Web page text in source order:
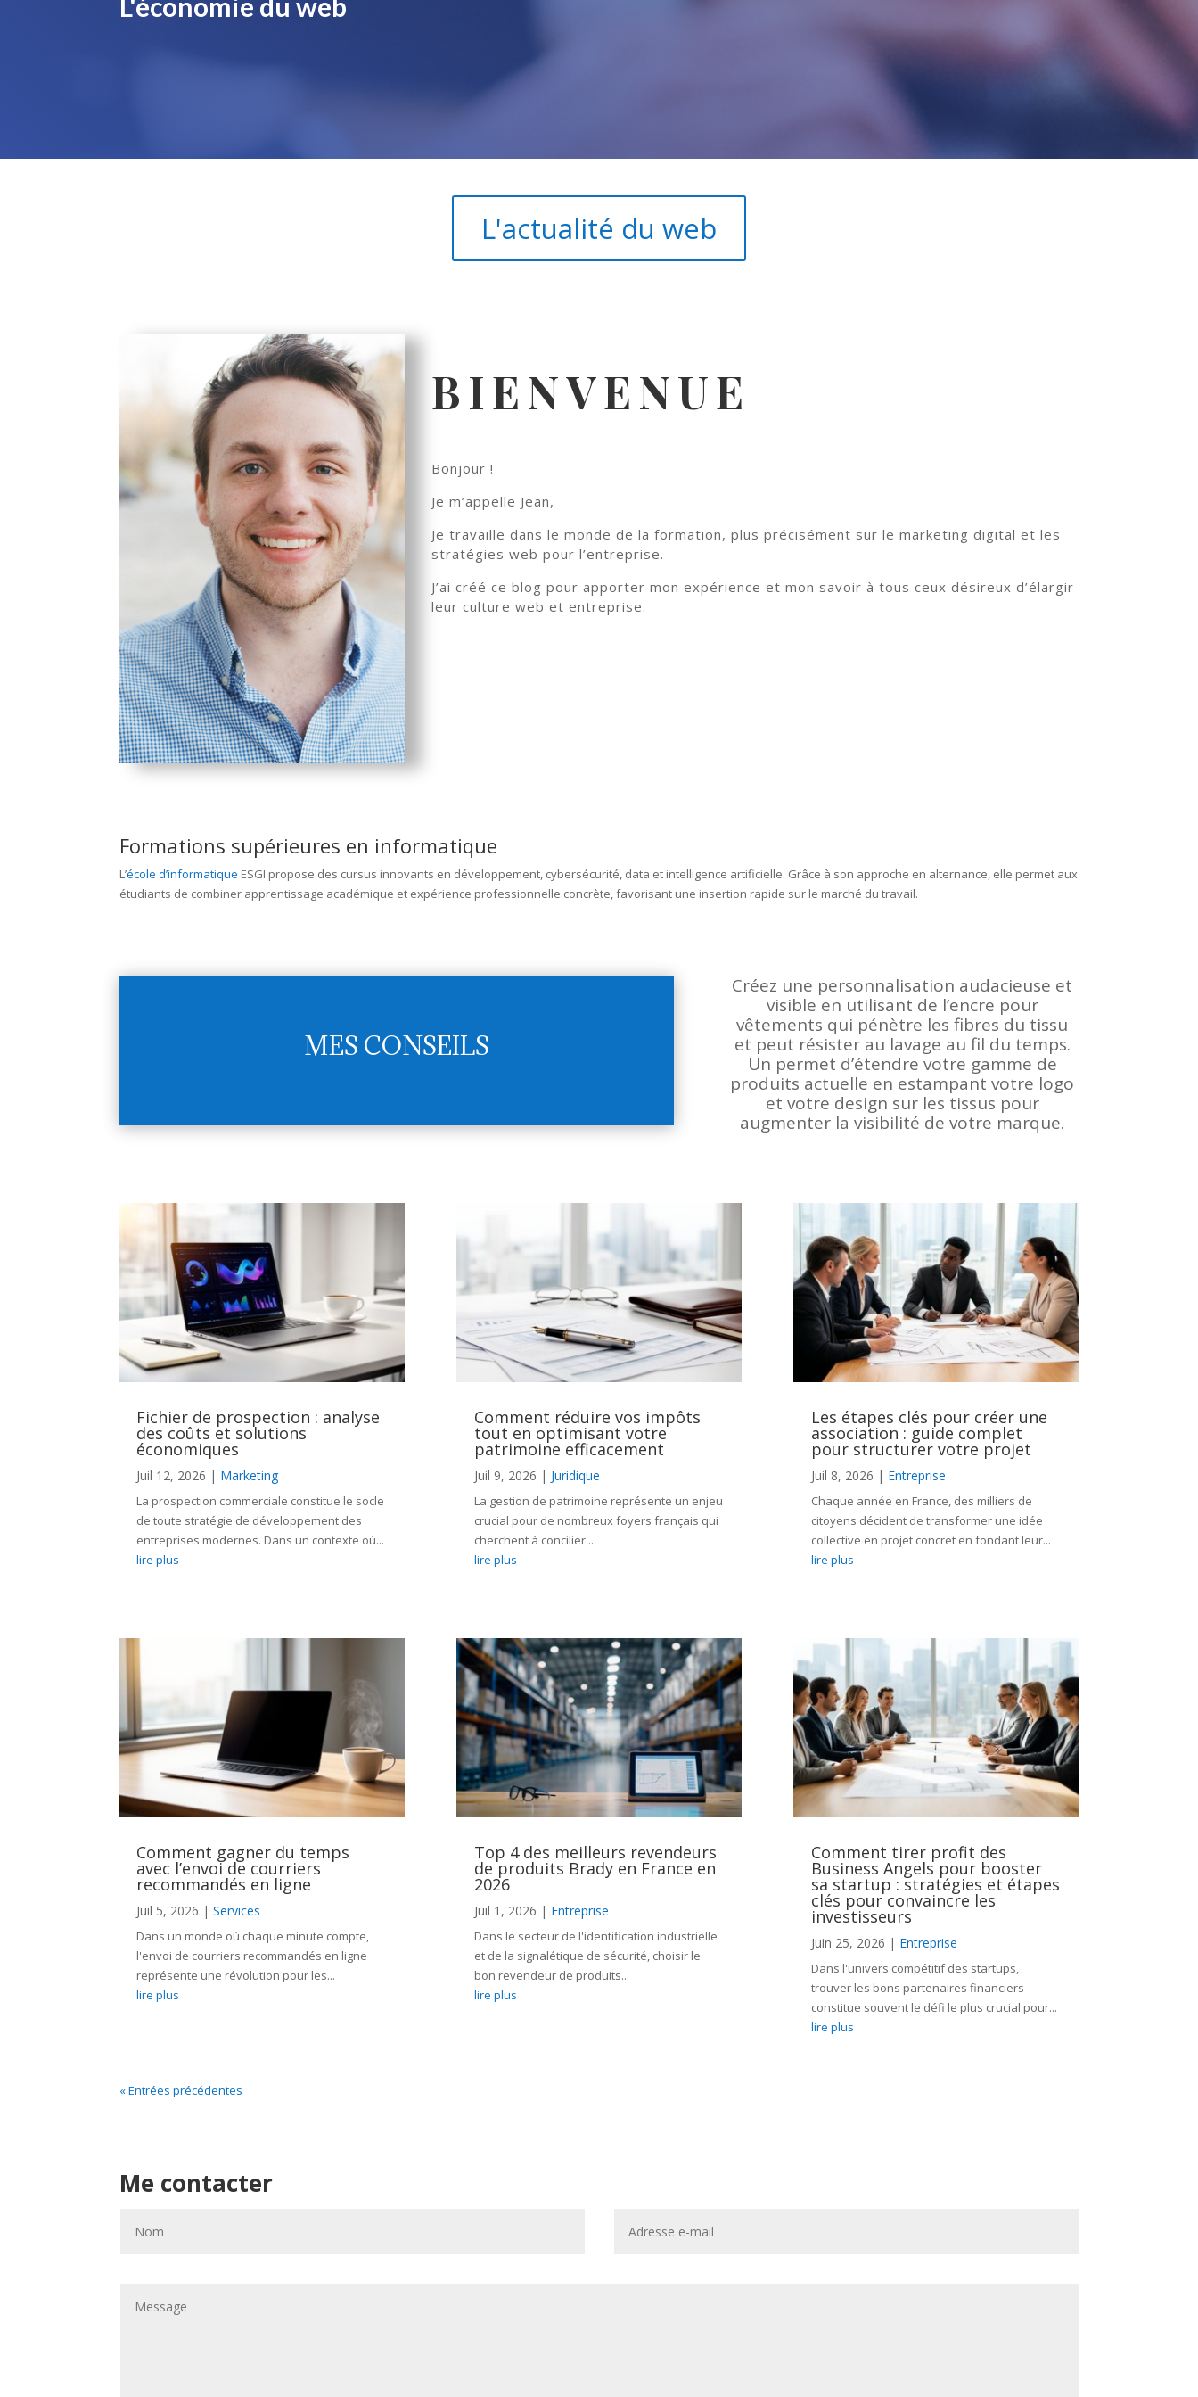
L'actualité du web
BIENVENUE
Bonjour !
Je m’appelle Jean,
Je travaille dans le monde de la formation, plus précisément sur le marketing digital et les
stratégies web pour l’entreprise.
J’ai créé ce blog pour apporter mon expérience et mon savoir à tous ceux désireux d’élargir
leur culture web et entreprise.
Formations supérieures en informatique
L’école d’informatique ESGI propose des cursus innovants en développement, cybersécurité, data et intelligence artificielle. Grâce à son approche en alternance, elle permet aux
étudiants de combiner apprentissage académique et expérience professionnelle concrète, favorisant une insertion rapide sur le marché du travail.
MES CONSEILS
Créez une personnalisation audacieuse et
visible en utilisant de l’encre pour
vêtements qui pénètre les fibres du tissu
et peut résister au lavage au fil du temps.
Un permet d’étendre votre gamme de
produits actuelle en estampant votre logo
et votre design sur les tissus pour
augmenter la visibilité de votre marque.
Fichier de prospection : analyse
des coûts et solutions
économiques
Juil 12, 2026 | Marketing
La prospection commerciale constitue le socle
de toute stratégie de développement des
entreprises modernes. Dans un contexte où...
lire plus
Comment gagner du temps
avec l’envoi de courriers
recommandés en ligne
Juil 5, 2026 |Services
Dans un monde où chaque minute compte,
l'envoi de courriers recommandés en ligne
représente une révolution pour les...
lire plus
Comment réduire vos impôts
tout en optimisant votre
patrimoine efficacement
Juil 9, 2026 | Juridique
La gestion de patrimoine représente un enjeu
crucial pour de nombreux foyers français qui
cherchent à concilier...
lire plus
Top 4 des meilleurs revendeurs
de produits Brady en France en
2026
Juil 1, 2026 | Entreprise
Dans le secteur de l'identification industrielle
et de la signalétique de sécurité, choisir le
bon revendeur de produits...
lire plus
Les étapes clés pour créer une
association : guide complet
pour structurer votre projet
Juil 8, 2026 | Entreprise
Chaque année en France, des milliers de
citoyens décident de transformer une idée
collective en projet concret en fondant leur...
lire plus
Comment tirer profit des
Business Angels pour booster
sa startup : stratégies et étapes
clés pour convaincre les
investisseurs
Juin 25, 2026 | Entreprise
Dans l'univers compétitif des startups,
trouver les bons partenaires financiers
constitue souvent le défi le plus crucial pour...
lire plus
« Entrées précédentes
Me contacter